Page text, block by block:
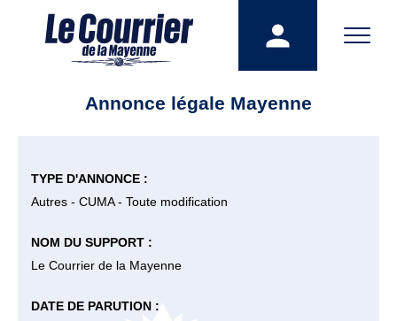
Annonce légale Mayenne
TYPE D'ANNONCE :
Autres - CUMA - Toute modification
NOM DU SUPPORT :
Le Courrier de la Mayenne
DATE DE PARUTION :